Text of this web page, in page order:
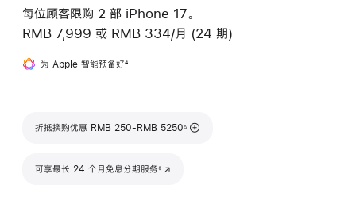
每位顾客限购 2 部 iPhone 17。
RMB 7,999 或 RMB 334/月 (24 期)
为 Apple 智能预备好脚
4
折抵换购优惠 RMB 250-RMB 5250
脚注
∆
可享最长 24 个月免息分期服务◊
(在新窗口中打开)